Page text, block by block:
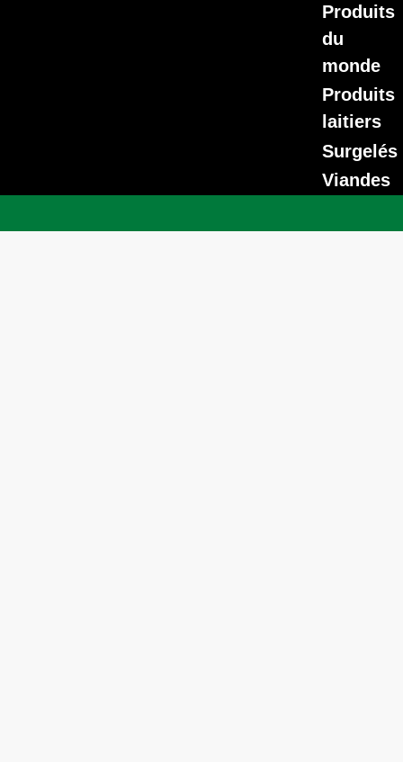
Produits
du
monde
Produits
laitiers
Surgelés
Viandes